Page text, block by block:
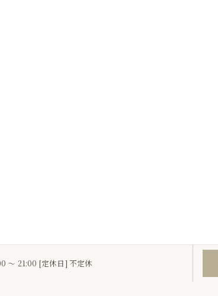
～ 21:00 [定休日] 不定休